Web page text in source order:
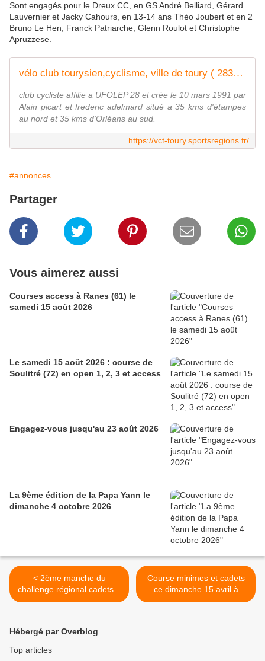
Sont engagés pour le Dreux CC, en GS André Belliard, Gérard
Lauvernier et Jacky Cahours, en 13-14 ans Théo Joubert et en 2
Bruno Le Hen, Franck Patriarche, Glenn Roulot et Christophe
Apruzzese.
vélo club tourysien,cyclisme, ville de toury ( 28310 eure et loir )
club cycliste affilie a UFOLEP 28 et crée le 10 mars 1991 par
Alain picart et frederic adelmard situé a 35 kms d'étampes
au nord et 35 kms d'Orléans au sud.
https://vct-toury.sportsregions.fr/
#annonces
Partager
Vous aimerez aussi
Courses access à Ranes (61) le
samedi 15 août 2026
Le samedi 15 août 2026 : course de
Soulitré (72) en open 1, 2, 3 et access
Engagez-vous jusqu'au 23 août 2026
La 9ème édition de la Papa Yann le
dimanche 4 octobre 2026
< 2ème manche du
challenge régional cadets à
Montrichard (41) avec la
Course minimes et cadets
ce dimanche 15 avril à
Hanches (28) >
Hébergé par Overblog
Top articles